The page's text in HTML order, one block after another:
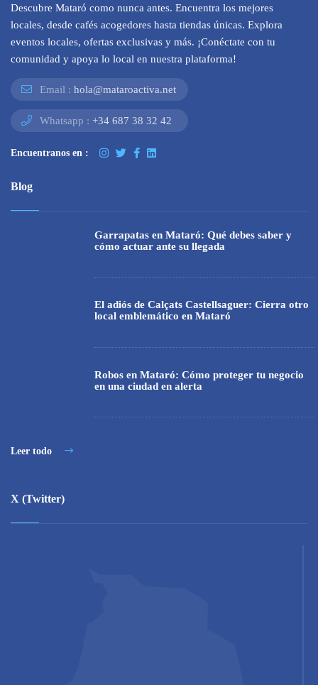
Descubre Mataró como nunca antes. Encuentra los mejores
locales, desde cafés acogedores hasta tiendas únicas. Explora
eventos locales, ofertas exclusivas y más. ¡Conéctate con tu
comunidad y apoya lo local en nuestra plataforma!
Email : hola@mataroactiva.net
Whatsapp : +34 687 38 32 42
Encuentranos en :
Blog
Garrapatas en Mataró: Qué debes saber y
cómo actuar ante su llegada
El adiós de Calçats Castellsaguer: Cierra otro
local emblemático en Mataró
Robos en Mataró: Cómo proteger tu negocio
en una ciudad en alerta
Leer todo
X (Twitter)